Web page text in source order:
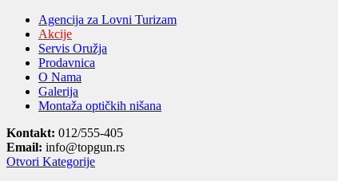
Agencija za Lovni Turizam
Akcije
Servis Oružja
Prodavnica
O Nama
Galerija
Montaža optičkih nišana
Kontakt: 012/555-405
Email: info@topgun.rs
Otvori Kategorije